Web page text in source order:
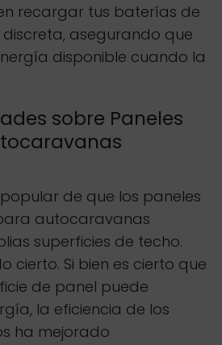
recargar tus baterías de
asegurando que
disponible cuando la
sobre Paneles
de que los paneles
autocaravanas
superficies de techo.
cierto. Si bien es cierto que
de panel puede
la eficiencia de los
ha mejorado